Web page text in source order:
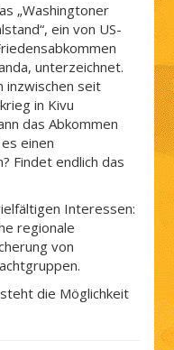
„Washingtoner
ein von US-
unterzeichnet.
inzwischen seit
in Kivu
das Abkommen
einen
Findet endlich das
Interessen:
regionale
von
die Möglichkeit